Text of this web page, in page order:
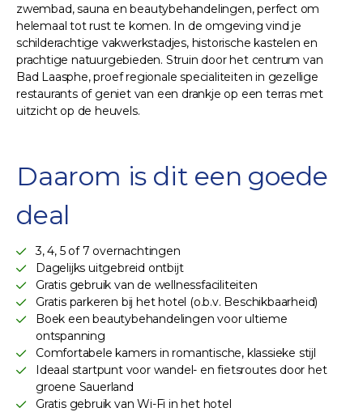
zwembad, sauna en beautybehandelingen, perfect om
helemaal tot rust te komen. In de omgeving vind je
schilderachtige vakwerkstadjes, historische kastelen en
prachtige natuurgebieden. Struin door het centrum van
Bad Laasphe, proef regionale specialiteiten in gezellige
restaurants of geniet van een drankje op een terras met
uitzicht op de heuvels.
Daarom is dit een goede
deal
3, 4, 5 of 7 overnachtingen
Dagelijks uitgebreid ontbijt
Gratis gebruik van de wellnessfaciliteiten
Gratis parkeren bij het hotel (o.b.v. Beschikbaarheid)
Boek een beautybehandelingen voor ultieme
ontspanning
Comfortabele kamers in romantische, klassieke stijl
Ideaal startpunt voor wandel- en fietsroutes door het
groene Sauerland
Gratis gebruik van Wi-Fi in het hotel